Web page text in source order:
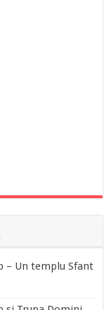
– Un templu Sfant